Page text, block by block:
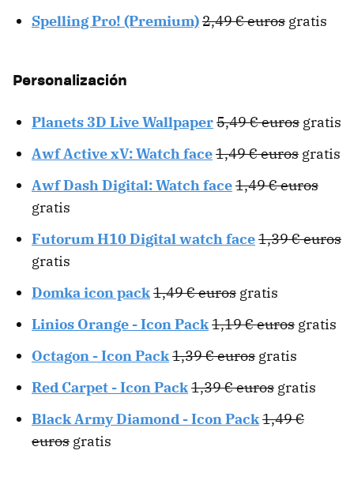
Spelling Pro! (Premium)2,49 € euros gratis
Personalización
Planets 3D Live Wallpaper5,49 € euros gratis
Awf Active xV: Watch face1,49 € euros gratis
Awf Dash Digital: Watch face1,49 € euros
gratis
Futorum H10 Digital watch face1,39 € euros
gratis
Domka icon pack1,49 € euros gratis
Linios Orange - Icon Pack1,19 € euros gratis
Octagon - Icon Pack1,39 € euros gratis
Red Carpet - Icon Pack1,39 € euros gratis
Black Army Diamond - Icon Pack1,49 €
euros gratis